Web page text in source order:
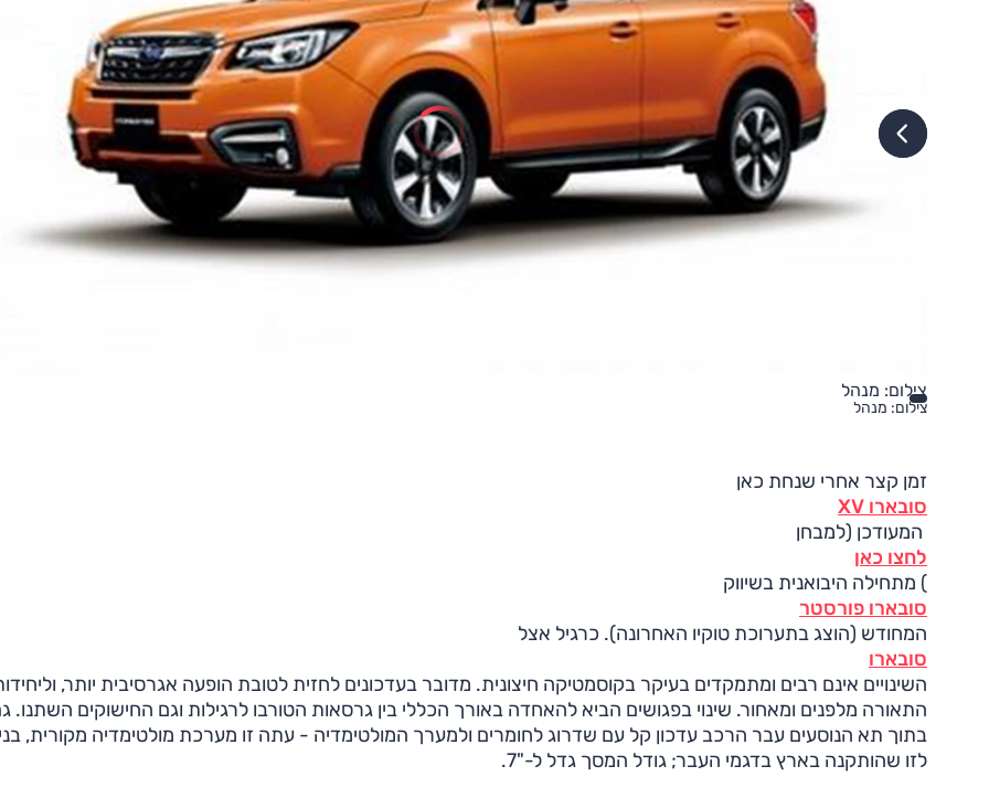
צילום: מנהל
צילום: מנהל
זמן קצר אחרי שנחת כאן
סובארו XV
המעודכן (למבחן
לחצו כאן
) מתחילה היבואנית בשיווק
סובארו פורסטר
המחודש (הוצג בתערוכת טוקיו האחרונה). כרגיל אצל
סובארו
השינויים אינם רבים ומתמקדים בעיקר בקוסמטיקה חיצונית. מדובר בעדכונים לחזית לטובת הופעה אגרסיבית יותר,
התאורה מלפנים ומאחור. שינוי בפגושים הביא להאחדה באורך הכללי בין גרסאות הטורבו לרגילות וגם החישוקים השתנו.
בתוך תא הנוסעים עבר הרכב עדכון קל עם שדרוג לחומרים ולמערך המולטימדיה - עתה זו מערכת מולטימדיה מקורית,
לזו שהותקנה בארץ בדגמי העבר; גודל המסך גדל ל-"7.